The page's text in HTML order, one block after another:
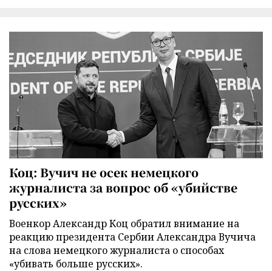
Коц: Вучич не осек немецкого
журналиста за вопрос об «убийстве
русских»
Военкор Александр Коц обратил внимание на
реакцию президента Сербии Александра Вучича
на слова немецкого журналиста о способах
«убивать больше русских».